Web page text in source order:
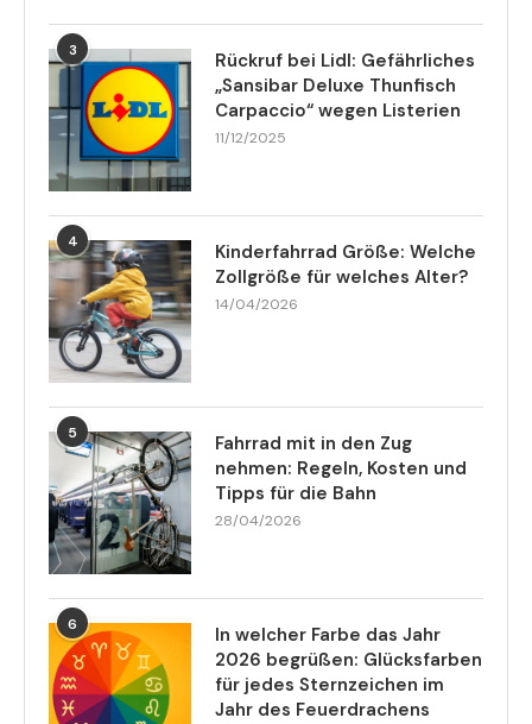
3
Rückruf bei Lidl: Gefährliches
„Sansibar Deluxe Thunfisch
Carpaccio“ wegen Listerien
11/12/2025
4
Kinderfahrrad Größe: Welche
Zollgröße für welches Alter?
14/04/2026
5
Fahrrad mit in den Zug
nehmen: Regeln, Kosten und
Tipps für die Bahn
28/04/2026
6
In welcher Farbe das Jahr
2026 begrüßen: Glücksfarben
für jedes Sternzeichen im
Jahr des Feuerdrachens